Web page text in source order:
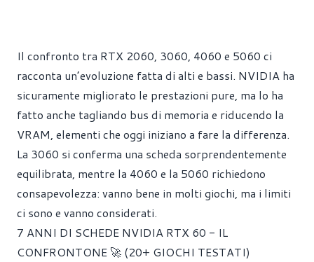
Il confronto tra RTX 2060, 3060, 4060 e 5060 ci
racconta un’evoluzione fatta di alti e bassi. NVIDIA ha
sicuramente migliorato le prestazioni pure, ma lo ha
fatto anche tagliando bus di memoria e riducendo la
VRAM, elementi che oggi iniziano a fare la differenza.
La 3060 si conferma una scheda sorprendentemente
equilibrata, mentre la 4060 e la 5060 richiedono
consapevolezza: vanno bene in molti giochi, ma i limiti
ci sono e vanno considerati.
7 ANNI DI SCHEDE NVIDIA RTX 60 - IL
CONFRONTONE 🚀 (20+ GIOCHI TESTATI)